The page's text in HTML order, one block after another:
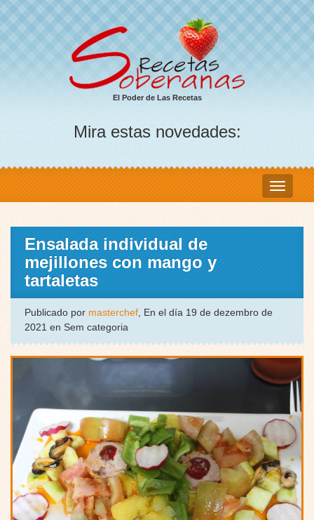
El Poder de Las Recetas
Mira estas novedades:
Ensalada individual de
mejillones con mango y
tartaletas
Publicado por masterchef, En el día 19 de dezembro de
2021 en Sem categoria